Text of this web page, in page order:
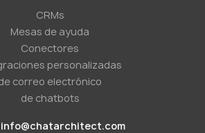
CRMs
Mesas de ayuda
Conectores
personalizadas
correo electrónico
de chatbots
info@chatarchitect.com